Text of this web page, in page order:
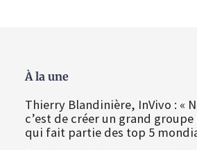
À la une
Thierry Blandinière, InVivo : «
c’est de créer un grand
qui fait partie des top 5